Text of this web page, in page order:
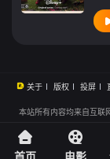
关于 版权 投屏
本站所有内容均来自互联
首页 电影